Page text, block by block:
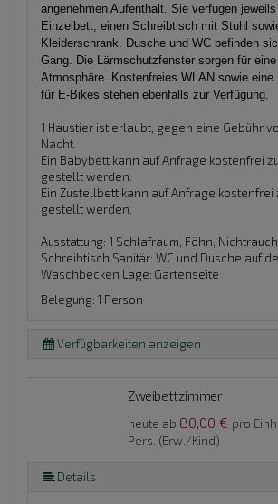
angenehmen Aufenthalt. Sie verfügen
Einzelbett, einen Schreibtisch mit Stuhl
Kleiderschrank. Dusche und WC befinden
Gang. Die Lärmschutzfenster sorgen für
Atmosphäre. Kostenfreies WLAN sowie eine
für E-Bikes stehen ebenfalls zur Verfügung.
1 Haustier ist erlaubt, gegen eine Gebühr
Nacht.
Ein Babybett kann auf Anfrage kostenfrei
gestellt werden.
Ein Zustellbett kann auf Anfrage kostenfrei
gestellt werden.
Ausstattung: 1 Schlafraum, Föhn,
Schreibtisch Sanitär: WC und Dusche auf
Waschbecken Lage: Gartenseite
Belegung: 1 Person
Verfügbarkeiten anzeigen
Zweibettzimmer
heute ab 80,00 € pro
Pers. (Erw./Kind)
Details